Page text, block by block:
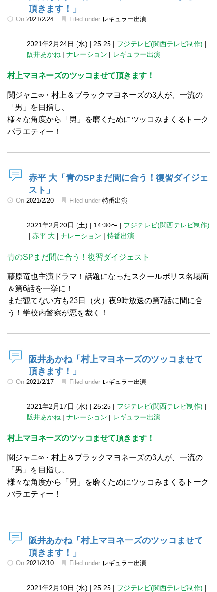
頂きます！」
On 2021/2/24 Filed under レギュラー出演
2021年2月24日 (水) | 25:25 | フジテレビ(関西テレビ制作) |
阪井あかね | ナレーション | レギュラー出演
村上マヨネーズのツッコませて頂きます！
関ジャニ∞・村上＆ブラックマヨネーズの3人が、一流の
「男」を目指し、
様々な角度から「男」を磨くためにツッコみまくるトーク
バラエティー！
赤平 大「青のSPまだ間に合う！復習ダイジェ
スト」
On 2021/2/20 Filed under 特番出演
2021年2月20日 (土) | 14:30〜 | フジテレビ(関西テレビ制作)
| 赤平 大 | ナレーション | 特番出演
青のSPまだ間に合う！復習ダイジェスト
藤原竜也主演ドラマ！話題になったスクールポリス名場面
＆第6話を一挙に！
まだ観てない方も23日（火）夜9時放送の第7話に間に合
う！学校内警察が悪を裁く！
阪井あかね「村上マヨネーズのツッコませて
頂きます！」
On 2021/2/17 Filed under レギュラー出演
2021年2月17日 (水) | 25:25 | フジテレビ(関西テレビ制作) |
阪井あかね | ナレーション | レギュラー出演
村上マヨネーズのツッコませて頂きます！
関ジャニ∞・村上＆ブラックマヨネーズの3人が、一流の
「男」を目指し、
様々な角度から「男」を磨くためにツッコみまくるトーク
バラエティー！
阪井あかね「村上マヨネーズのツッコませて
頂きます！」
On 2021/2/10 Filed under レギュラー出演
2021年2月10日 (水) | 25:25 | フジテレビ(関西テレビ制作) |